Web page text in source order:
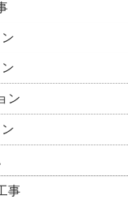
ン
事